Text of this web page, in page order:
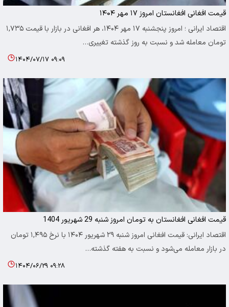
قیمت افغانی افغانستان امروز ۱۷ مهر ۱۴۰۴
اقتصاد ایرانی ؛ امروز پنجشنبه ۱۷ مهر ۱۴۰۴، هر افغانی در بازار با قیمت ۱,۷۳۵
تومان معامله شد و نسبت به روز گذشته تغییری…
۱۴۰۴/۰۷/۱۷ ۰۹:۰۹
قیمت افغانی افغانستان به تومان امروز شنبه 29 شهریور 1404
اقتصاد ایرانی: قیمت افغانی امروز شنبه ۲۹ شهریور ۱۴۰۴ با نرخ ۱,۴۹۵ تومان
در بازار معامله می‌شود و نسبت به هفته گذشته…
۱۴۰۴/۰۶/۲۹ ۰۹:۲۸